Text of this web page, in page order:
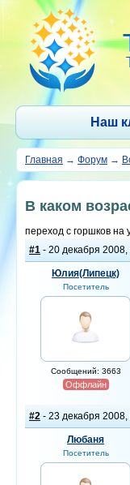
Наш
Главная → Форум →
В каком
переход с горшков на
#1 - 20 декабря 2008,
Юлия(Липецк)
Посетитель
Сообщений: 3663
Оффлайн
#2 - 23 декабря 2008,
Любаня
Посетитель